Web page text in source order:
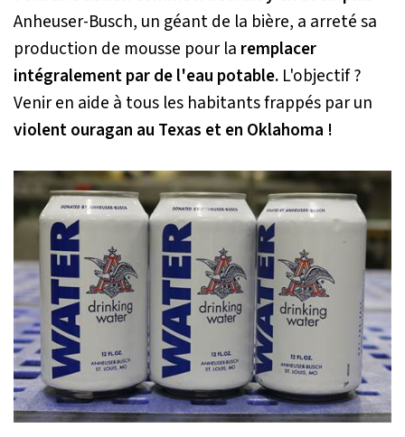
Anheuser-Busch, un géant de la bière, a arreté sa
production de mousse pour la remplacer
intégralement par de l'eau potable. L'objectif ?
Venir en aide à tous les habitants frappés par un
violent ouragan au Texas et en Oklahoma !